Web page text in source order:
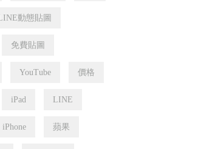
動態貼圖
免費貼圖
YouTube 價格
iPad LINE
iPhone 蘋果